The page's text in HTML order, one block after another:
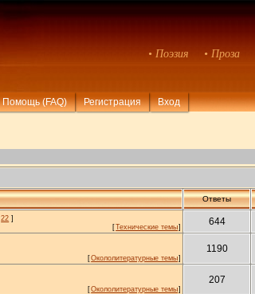
• Поэзия • Проза
Помощь (FAQ) Регистрация
Вход
Ответы
22 ]
[Технические темы] 644
[Окололитературные темы]
1190
[Окололитературные темы]
207